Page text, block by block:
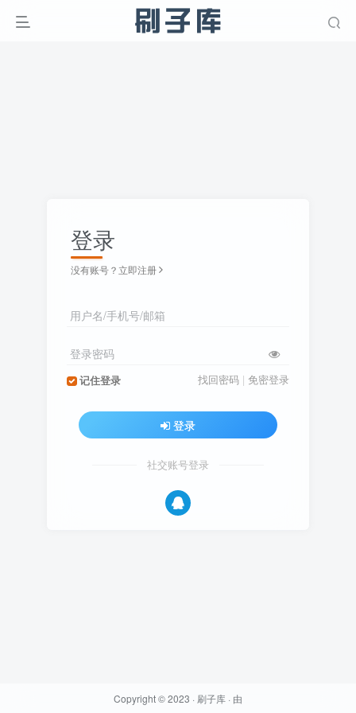
登录
没有账号？立即注册
用户名/手机号/邮箱
登录密码
记住登录 找回密码 | 免密登录
登录
社交账号登录
Copyright © 2023 · 刷子库 · 由